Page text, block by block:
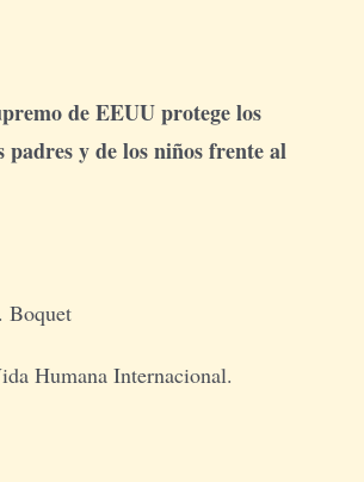
de EEUU protege los
padres y de los niños frente al
Boquet
Humana Internacional.